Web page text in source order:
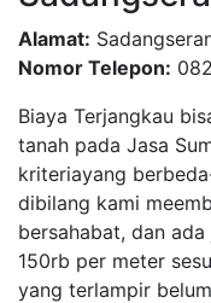
Alamat:
Nomor Telepon:
Biaya Terjangkau
tanah pada Jasa
kriteriayang
dibilang kami
bersahabat, dan
150rb per meter
yang terlampir